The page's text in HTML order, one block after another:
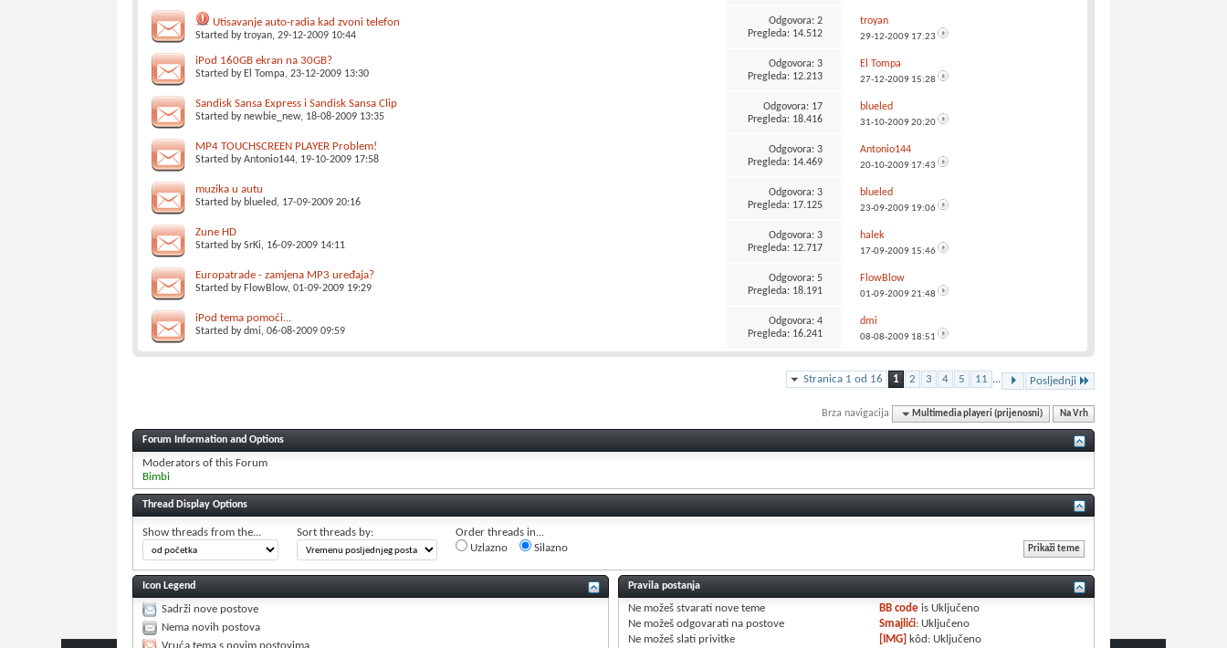
Utisavanje auto-radia kad zvoni telefon
Started bytroyan, 29-12-2009 10:44
Odgovora: 2
Pregleda: 14.512
troyan
29-12-2009 17:23
iPod 160GB ekran na 30GB?
Started by El Tompa, 23-12-2009 13:30
Odgovora: 3
Pregleda: 12.213
El Tompa
27-12-2009 15:28
Sandisk Sansa Express i Sandisk Sansa Clip
Started bynewbie_new, 18-08-2009 13:35
Odgovora: 17
Pregleda: 18.416
blueled
31-10-200920:20
MP4 TOUCHSCREEN PLAYER Problem!
Started byAntonio144, 19-10-2009 17:58
Odgovora: 3
Pregleda: 14.469
Antonio144
20-10-2009 17:43
muzika u autu
Started by blueled, 17-09-2009 20:16
Odgovora: 3
Pregleda: 17.125
blueled
23-09-2009 19:06
Zune HD
Started bySrKi, 16-09-2009 14:11
Odgovora: 3
Pregleda: 12.717
halek
17-09-2009 15:46
Europatrade - zamjena MP3 uređaja?
Started by FlowBlow, 01-09-2009 19:29
Odgovora: 5
Pregleda: 18.191
FlowBlow
01-09-200921:48
iPod tema pomoći...
Started bydmi, 06-08-2009 09:59
Odgovora: 4
Pregleda: 16.241
dmi
08-08-2009 18:51
Stranica 1 od 16 1 2 3 4 5 11 ... Posljednji
Brza navigacija Multimedia playeri (prijenosni) Na Vrh
Forum Information and Options
Moderators of this Forum
Bimbi
Thread Display Options
Show threads from the... Sort threads by:
Order threads in...
Uzlazno
Silazno
Icon Legend
Sadrži nove postove
Nema novih postova
Pravila postanja
Ne možeš stvarati nove teme
Ne možešodgovarati na postove
Ne možeš slati privitke
BB code isUključeno
Smajlići: Uključeno
[IMG] kôd: Uključeno